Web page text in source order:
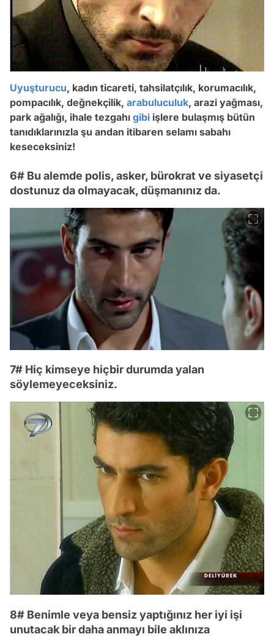
Uyuşturucu, kadın ticareti, tahsilatçılık, korumacılık,
pompacılık, değnekçilik, arabuluculuk, arazi yağması,
park ağalığı, ihale tezgahı gibi işlere bulaşmış bütün
tanıdıklarınızla şu andan itibaren selamı sabahı
keseceksiniz!
6# Bu alemde polis, asker, bürokrat ve siyasetçi
dostunuz da olmayacak, düşmanınız da.
7# Hiç kimseye hiçbir durumda yalan
söylemeyeceksiniz.
8# Benimle veya bensiz yaptığınız her iyi işi
unutacak bir daha anmayı bile aklınıza